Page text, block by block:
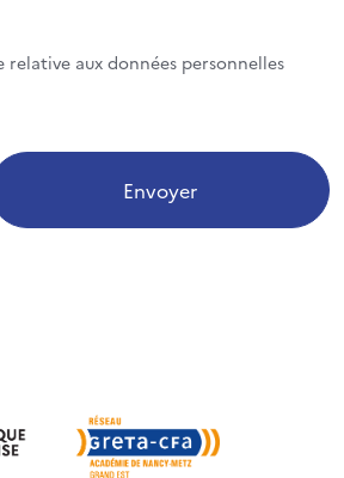
relative aux données personnelles
Envoyer